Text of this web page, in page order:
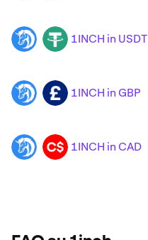
1INCH USDT 1INCH in USDT
1INCH GBP 1INCH in GBP
1INCH CAD 1INCH in CAD